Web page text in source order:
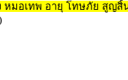
หมอเทพ อายุ โทษภัย สูญสิ้